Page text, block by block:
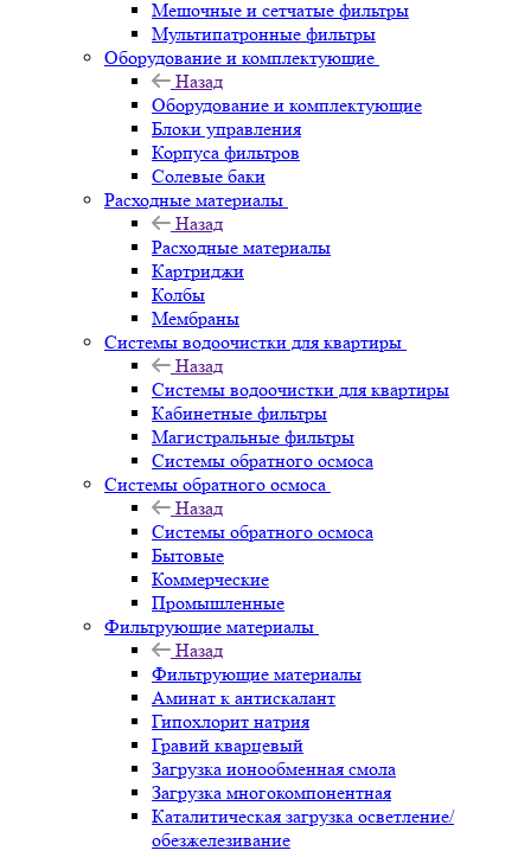
Мешочные и сетчатые фильтры
Мультипатронные фильтры
Оборудование и комплектующие
Назад
Оборудование и комплектующие
Блоки управления
Корпуса фильтров
Солевые баки
Расходные материалы
Назад
Расходные материалы
Картриджи
Колбы
Мембраны
Системы водоочистки для квартиры
Назад
Системы водоочистки для квартиры
Кабинетные фильтры
Магистральные фильтры
Системы обратного осмоса
Системы обратного осмоса
Назад
Системы обратного осмоса
Бытовые
Коммерческие
Промышленные
Фильтрующие материалы
Назад
Фильтрующие материалы
Аминат к антискалант
Гипохлорит натрия
Гравий кварцевый
Загрузка ионообменная смола
Загрузка многокомпонентная
Каталитическая загрузка осветление/
обезжелезивание